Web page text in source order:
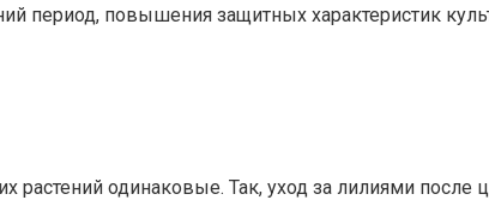
период, повышения защитных характеристик
одинаковые. Так, уход за лилиями после